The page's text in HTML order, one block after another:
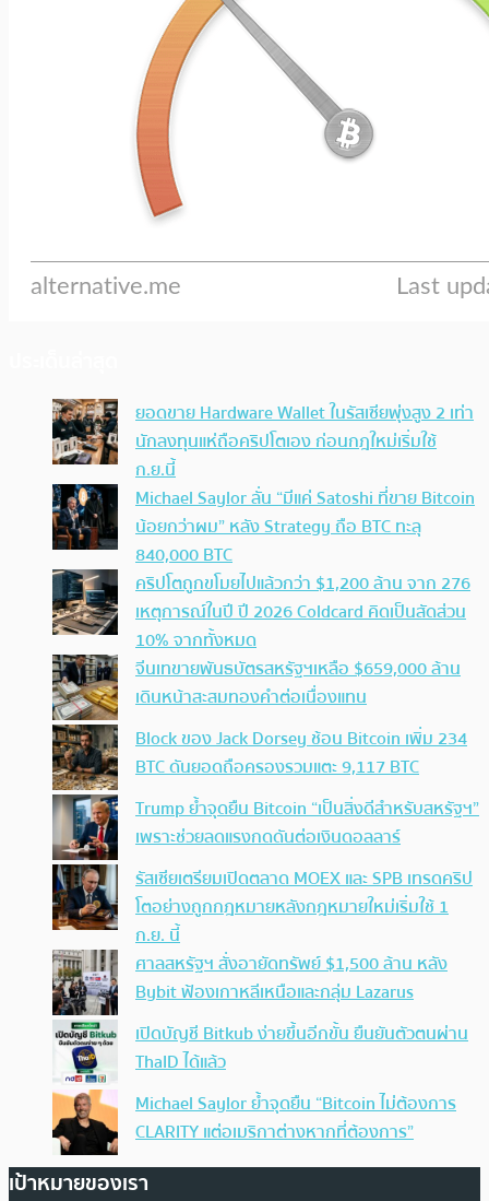
ยอดขาย Hardware Wallet ในรัสเซียพุ่งสูง 2 เท่า
นักลงทุนแห่ถือคริปโตเอง ก่อนกฎใหม่เริ่มใช้
ก.ย.นี้
Michael Saylor ลั่น “มีแค่ Satoshi ที่ขาย Bitcoin
น้อยกว่าผม” หลัง Strategy ถือ BTC ทะลุ
840,000 BTC
คริปโตถูกขโมยไปแล้วกว่า $1,200 ล้าน จาก 276
เหตุการณ์ในปี ปี 2026 Coldcard คิดเป็นสัดส่วน
10% จากทั้งหมด
จีนเทขายพันธบัตรสหรัฐฯเหลือ $659,000 ล้าน
เดินหน้าสะสมทองคำต่อเนื่องแทน
Block ของ Jack Dorsey ช้อน Bitcoin เพิ่ม 234
BTC ดันยอดถือครองรวมแตะ 9,117 BTC
Trump ย้ำจุดยืน Bitcoin “เป็นสิ่งดีสำหรับสหรัฐฯ”
เพราะช่วยลดแรงกดดันต่อเงินดอลลาร์
รัสเซียเตรียมเปิดตลาด MOEX และ SPB เทรดคริป
โตอย่างถูกกฎหมายหลังกฎหมายใหม่เริ่มใช้ 1
ก.ย. นี้
ศาลสหรัฐฯ สั่งอายัดทรัพย์ $1,500 ล้าน หลัง
Bybit ฟ้องเกาหลีเหนือและกลุ่ม Lazarus
เปิดบัญชี Bitkub ง่ายขึ้นอีกขั้น ยืนยันตัวตนผ่าน
ThaID ได้แล้ว
Michael Saylor ย้ำจุดยืน “Bitcoin ไม่ต้องการ
CLARITY แต่อเมริกาต่างหากที่ต้องการ”
เป้าหมายของเรา